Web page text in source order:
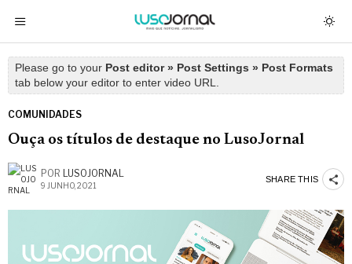
Please go to your Post editor » Post Settings » Post Formats
tab below your editor to enter video URL.
COMUNIDADES
Ouça os títulos de destaque no LusoJornal
POR LUSOJORNAL
9 JUNHO, 2021
SHARE THIS